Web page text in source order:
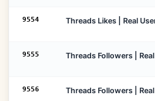
9554 Threads Likes | Real
9555 Threads Followers |
9556 Threads Followers |